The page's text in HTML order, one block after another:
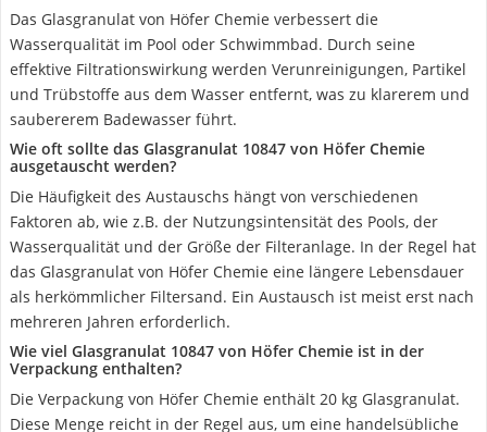
Das Glasgranulat von Höfer Chemie verbessert die
Wasserqualität im Pool oder Schwimmbad. Durch seine
effektive Filtrationswirkung werden Verunreinigungen, Partikel
und Trübstoffe aus dem Wasser entfernt, was zu klarerem und
saubererem Badewasser führt.
Wie oft sollte das Glasgranulat 10847 von Höfer Chemie
ausgetauscht werden?
Die Häufigkeit des Austauschs hängt von verschiedenen
Faktoren ab, wie z.B. der Nutzungsintensität des Pools, der
Wasserqualität und der Größe der Filteranlage. In der Regel hat
das Glasgranulat von Höfer Chemie eine längere Lebensdauer
als herkömmlicher Filtersand. Ein Austausch ist meist erst nach
mehreren Jahren erforderlich.
Wie viel Glasgranulat 10847 von Höfer Chemie ist in der
Verpackung enthalten?
Die Verpackung von Höfer Chemie enthält 20 kg Glasgranulat.
Diese Menge reicht in der Regel aus, um eine handelsübliche